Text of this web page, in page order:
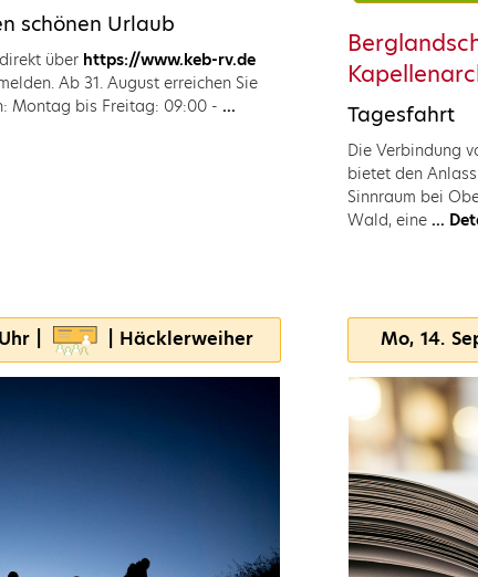
schönen Urlaub
über https://www.keb-rv.de
Ab 31. August erreichen Sie
Montag bis Freitag: 09:00 - ...
Tagesfahrt
Die Verbindung
bietet den
Sinnraum bei
Wald, eine ...
| | Häcklerweiher Mo, 14.